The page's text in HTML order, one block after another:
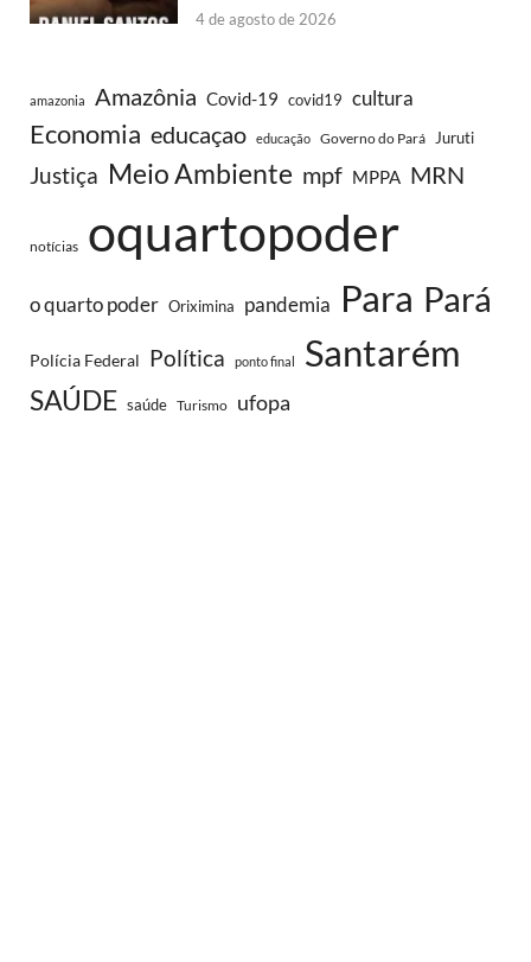
4 de agosto de 2026
amazonia Amazônia Covid-19 covid19 cultura
Economia educaçao educação Governo do Pará Juruti
Justiça Meio Ambiente mpf MPPA MRN
notícias oquartopoder
o quarto poder Oriximina pandemia Para Pará
Polícia Federal Política ponto final Santarém
SAÚDE saúde Turismo ufopa